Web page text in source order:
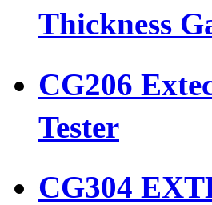
Thickness
CG206
Tester
CG304